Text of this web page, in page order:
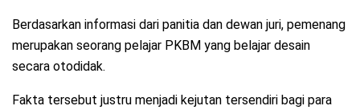
Berdasarkan informasi dari panitia dan dewan juri, pemenang
merupakan seorang pelajar PKBM yang belajar desain
secara otodidak.
Fakta tersebut justru menjadi kejutan tersendiri bagi para